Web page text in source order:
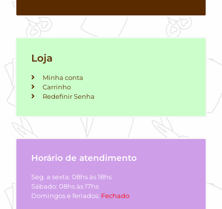
Loja
Minha conta
Carrinho
Redefinir Senha
Horário de atendimento
Seg. a sexta: 08hs às 18hs
Sábado: 08hs às 17hs
Domingos e feriados: Fechado